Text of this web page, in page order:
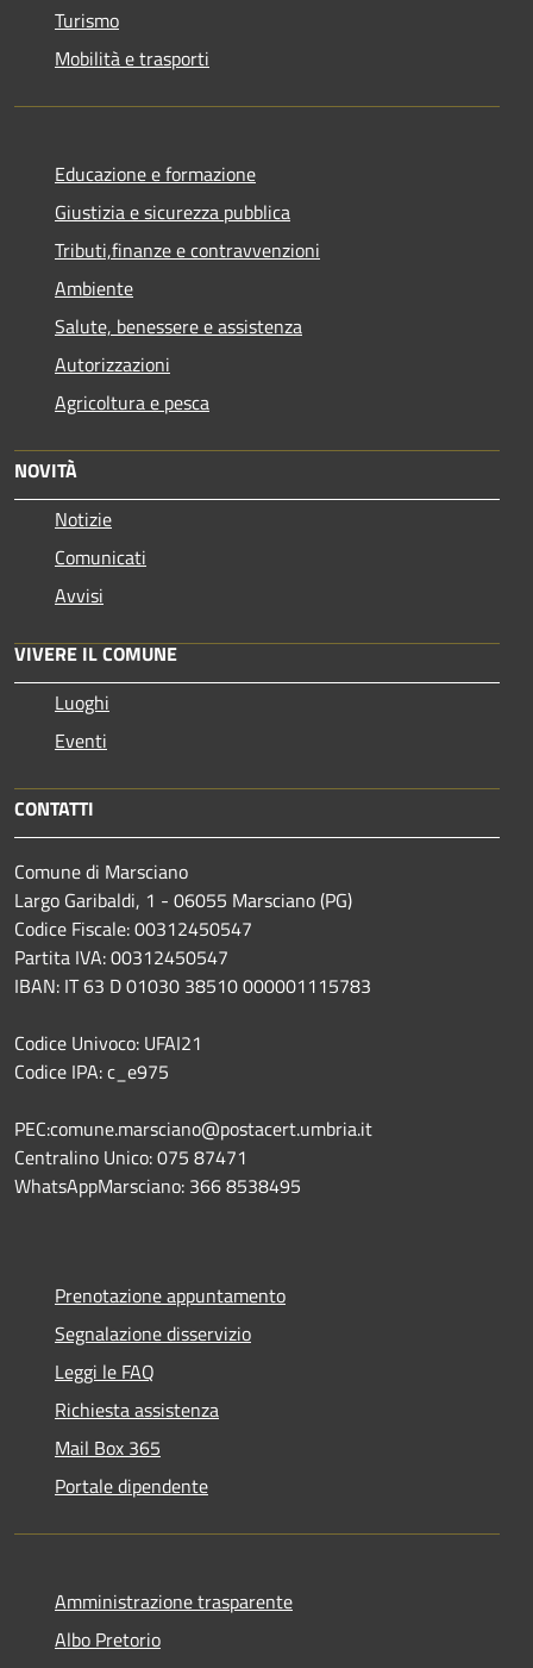
Turismo
Mobilità e trasporti
Educazione e formazione
Giustizia e sicurezza pubblica
Tributi,finanze e contravvenzioni
Ambiente
Salute, benessere e assistenza
Autorizzazioni
Agricoltura e pesca
NOVITÀ
Notizie
Comunicati
Avvisi
VIVERE IL COMUNE
Luoghi
Eventi
CONTATTI
Comune di Marsciano
Largo Garibaldi, 1 - 06055 Marsciano (PG)
Codice Fiscale: 00312450547
Partita IVA: 00312450547
IBAN: IT 63 D 01030 38510 000001115783
Codice Univoco: UFAI21
Codice IPA: c_e975
PEC:comune.marsciano@postacert.umbria.it
Centralino Unico: 075 87471
WhatsAppMarsciano: 366 8538495
Prenotazione appuntamento
Segnalazione disservizio
Leggi le FAQ
Richiesta assistenza
Mail Box 365
Portale dipendente
Amministrazione trasparente
Albo Pretorio